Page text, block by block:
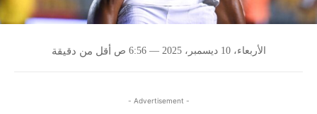
الأربعاء، 10 ديسمبر، 2025 — 6:56 ص أقل من دقيقة
- Advertisement -